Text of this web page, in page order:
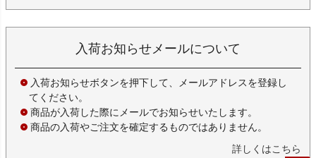
入荷お知らせメールについて
入荷お知らせボタンを押下して、メールアドレスを登録し
てください。
商品が入荷した際にメールでお知らせいたします。
商品の入荷やご注文を確定するものではありません。
詳しくはこちら